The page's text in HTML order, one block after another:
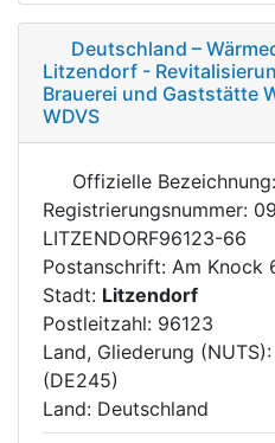
Deutschland –
Litzendorf -
Brauerei und Gaststätte
WDVS
Offizielle
Registrierungsnummer:
LITZENDORF96123-66
Postanschrift: Am Knock
Stadt: Litzendorf
Postleitzahl: 96123
Land, Gliederung
(DE245)
Land: Deutschland